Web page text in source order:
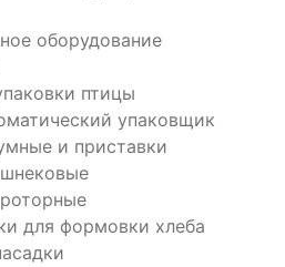
оборудование
птицы
упаковщик
и приставки
для формовки хлеба